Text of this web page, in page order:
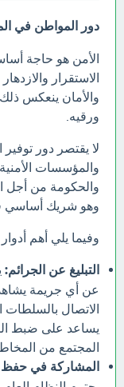
دور المواطن في
الأمن هو حاجة
الاستقرار
والأمان ينعكس
ورقيه.
لا يقتصر دور
والمؤسسات
والحكومة من أجل
وهو شريك أساسي
وفيما يلي أهم
التبليغ عن الجرائم:
عن أي جريمة
الاتصال بالسلطات
يساعد على ضبط
المجتمع من
المشاركة في حفظ